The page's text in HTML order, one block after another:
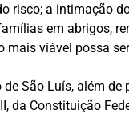
risco; a intimação
em abrigos,
mais viável possa
São Luís, além
da Constituição